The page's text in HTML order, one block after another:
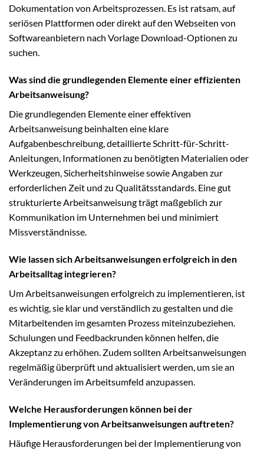
Dokumentation von Arbeitsprozessen. Es ist ratsam, auf
seriösen Plattformen oder direkt auf den Webseiten von
Softwareanbietern nach Vorlage Download-Optionen zu
suchen.
Was sind die grundlegenden Elemente einer effizienten
Arbeitsanweisung?
Die grundlegenden Elemente einer effektiven
Arbeitsanweisung beinhalten eine klare
Aufgabenbeschreibung, detaillierte Schritt-für-Schritt-
Anleitungen, Informationen zu benötigten Materialien oder
Werkzeugen, Sicherheitshinweise sowie Angaben zur
erforderlichen Zeit und zu Qualitätsstandards. Eine gut
strukturierte Arbeitsanweisung trägt maßgeblich zur
Kommunikation im Unternehmen bei und minimiert
Missverständnisse.
Wie lassen sich Arbeitsanweisungen erfolgreich in den
Arbeitsalltag integrieren?
Um Arbeitsanweisungen erfolgreich zu implementieren, ist
es wichtig, sie klar und verständlich zu gestalten und die
Mitarbeitenden im gesamten Prozess miteinzubeziehen.
Schulungen und Feedbackrunden können helfen, die
Akzeptanz zu erhöhen. Zudem sollten Arbeitsanweisungen
regelmäßig überprüft und aktualisiert werden, um sie an
Veränderungen im Arbeitsumfeld anzupassen.
Welche Herausforderungen können bei der
Implementierung von Arbeitsanweisungen auftreten?
Häufige Herausforderungen bei der Implementierung von